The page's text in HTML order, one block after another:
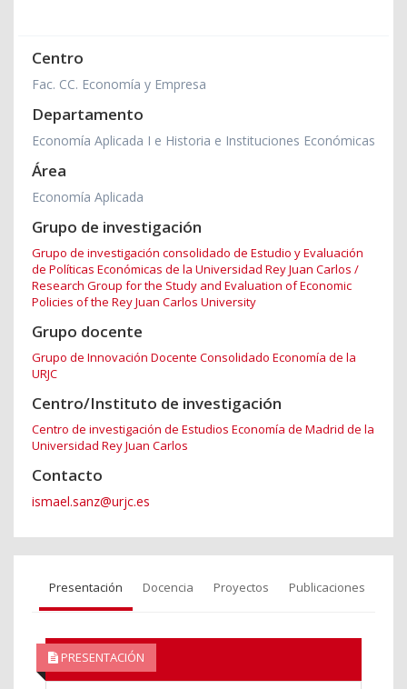
Centro
Fac. CC. Economía y Empresa
Departamento
Economía Aplicada I e Historia e Instituciones Económicas
Área
Economía Aplicada
Grupo de investigación
Grupo de investigación consolidado de Estudio y Evaluación
de Políticas Económicas de la Universidad Rey Juan Carlos /
Research Group for the Study and Evaluation of Economic
Policies of the Rey Juan Carlos University
Grupo docente
Grupo de Innovación Docente Consolidado Economía de la
URJC
Centro/Instituto de investigación
Centro de investigación de Estudios Economía de Madrid de la
Universidad Rey Juan Carlos
Contacto
ismael.sanz@urjc.es
Presentación Docencia Proyectos Publicaciones
PRESENTACIÓN